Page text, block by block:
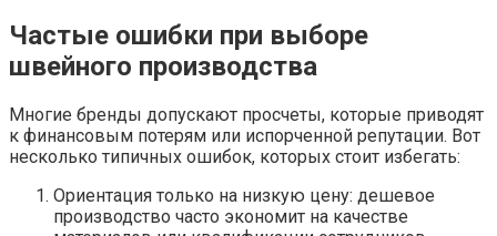
Частые ошибки при выборе
швейного производства
Многие бренды допускают просчеты, которые приводят
к финансовым потерям или испорченной репутации. Вот
несколько типичных ошибок, которых стоит избегать:
Ориентация только на низкую цену: дешевое
производство часто экономит на качестве